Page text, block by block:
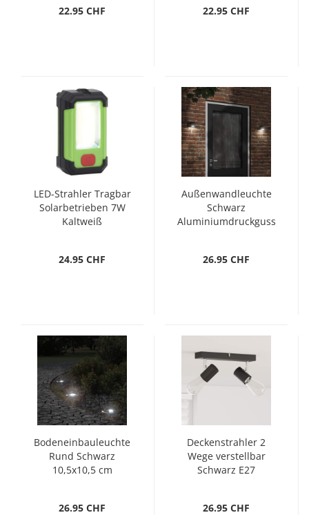
22.95 CHF
22.95 CHF
LED-Strahler Tragbar
Solarbetrieben 7W
Kaltweiß
24.95 CHF
Außenwandleuchte
Schwarz
Aluminiumdruckguss
26.95 CHF
Bodeneinbauleuchte
Rund Schwarz
10,5x10,5 cm
26.95 CHF
Deckenstrahler 2
Wege verstellbar
Schwarz E27
26.95 CHF